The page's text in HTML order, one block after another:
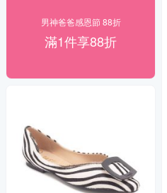
男神爸爸感恩節 88折
滿1件享88折